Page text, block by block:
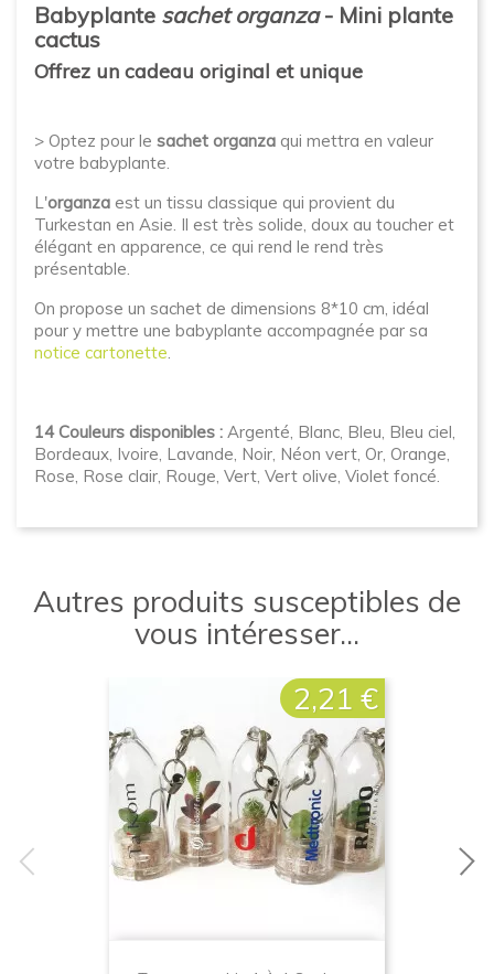
Babyplante sachet organza- Mini plante
cactus
Offrez un cadeau original et unique
> Optez pour le sachet organza qui mettra en valeur
votre babyplante.
L'organza est un tissu classique qui provient du
Turkestan en Asie. Il est très solide, doux au toucher et
élégant en apparence, ce qui rend le rend très
présentable.
On propose un sachet de dimensions 8*10 cm, idéal
pour y mettre une babyplante accompagnée par sa
notice cartonette.
14 Couleurs disponibles : Argenté, Blanc, Bleu, Bleu ciel,
Bordeaux, Ivoire, Lavande, Noir, Néon vert, Or, Orange,
Rose, Rose clair, Rouge, Vert, Vert olive, Violet foncé.
Autres produits susceptibles de
vous intéresser...
Prix
2,21 €